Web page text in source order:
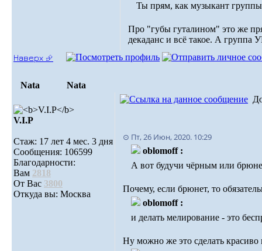
Ты прям, как музыкант
Про "губы гуталином" это же
декаданс и всё такое. А
Наверх ⮵
Nata Nata
V.I.Р
Стаж: 17 лет 4 мес. 3 дня
Сообщения: 106599
Благодарности:
Вам 2818
От Вас 3800
Откуда вы: Москва
⊙ Пт, 26 Июн, 2020. 10:29
oblomoff :
А вот будучи чёрным или
Почему, если брюнет, то
oblomoff :
и делать мелирование - это
Ну можно же это сделать красиво